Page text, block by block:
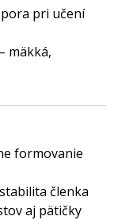
pri učení
– mäkká,
formovanie
členka
aj pätičky